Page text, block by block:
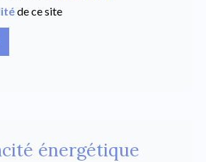
de ce site
énergétique